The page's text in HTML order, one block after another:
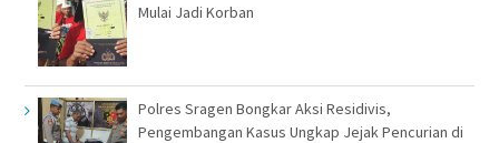
Mulai Jadi Korban
Polres Sragen Bongkar Aksi Residivis,
Pengembangan Kasus Ungkap Jejak Pencurian di